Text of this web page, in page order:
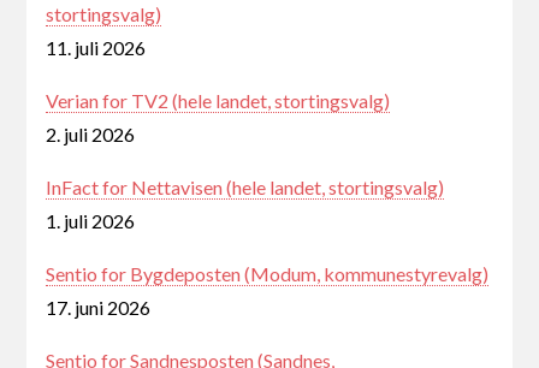
stortingsvalg)
11. juli 2026
Verian for TV2 (hele landet, stortingsvalg)
2. juli 2026
InFact for Nettavisen (hele landet, stortingsvalg)
1. juli 2026
Sentio for Bygdeposten (Modum, kommunestyrevalg)
17. juni 2026
Sentio for Sandnesposten (Sandnes,